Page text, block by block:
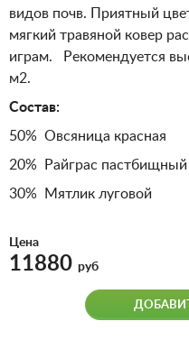
видов почв. Приятный
мягкий травяной ковер
играм. Рекомендуется
м2.
Состав:
50% Овсяница красная
20% Райграс пастбищный
30% Мятлик луговой
Цена
11880 руб